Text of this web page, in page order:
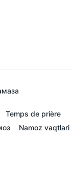
Temps de prière
Namoz vaqtlari